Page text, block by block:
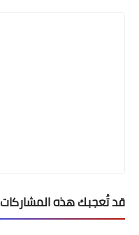
قد تُعجبك هذه المشاركات